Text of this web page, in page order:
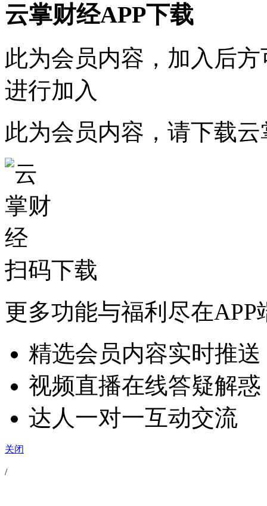
云掌财经APP下载
此为会员内容，加入后
进行加入
此为会员内容，请下载云
扫码下载
更多功能与福利尽在APP
精选会员内容实时推送
视频直播在线答疑解惑
达人一对一互动交流
关闭
/